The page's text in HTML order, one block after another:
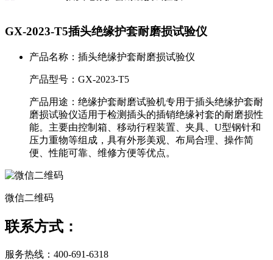
GX-2023-T5插头绝缘护套耐磨损试验仪
产品名称： 插头绝缘护套耐磨损试验仪
产品型号： GX-2023-T5
产品用途： 绝缘护套耐磨试验机专用于插头绝缘护套耐
磨损试验仪适用于检测插头的插销绝缘衬套的耐磨损性
能。主要由控制箱、移动行程装置、夹具、U型钢针和
压力重物等组成，具有外形美观、布局合理、操作简
便、性能可靠、维修方便等优点。
微信二维码
联系方式：
服务热线：400-691-6318